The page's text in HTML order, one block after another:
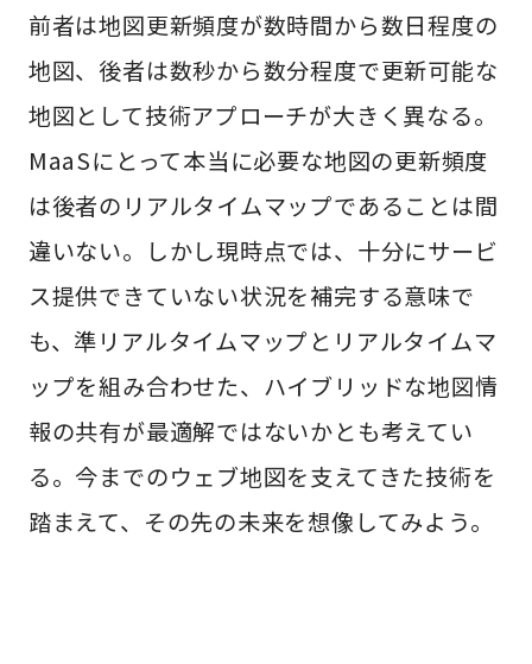
前者は地図更新頻度が数時間から数日程度の
地図、後者は数秒から数分程度で更新可能な
地図として技術アプローチが大きく異なる。
MaaSにとって本当に必要な地図の更新頻度
は後者のリアルタイムマップであることは間
違いない。しかし現時点では、十分にサービ
ス提供できていない状況を補完する意味で
も、準リアルタイムマップとリアルタイムマ
ップを組み合わせた、ハイブリッドな地図情
報の共有が最適解ではないかとも考えてい
る。今までのウェブ地図を支えてきた技術を
踏まえて、その先の未来を想像してみよう。